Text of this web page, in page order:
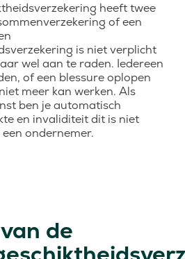
heeft twee
of een
is niet verplicht
wel aan te raden. Iedereen
of een blessure oplopen
meer kan werken. Als
ben je automatisch
en invaliditeit dit is niet
ondernemer.
de